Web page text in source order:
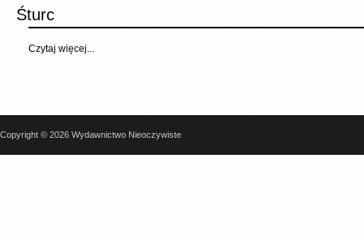
Śturc
Czytaj więcej...
Copyright © 2026 Wydawnictwo Nieoczywiste